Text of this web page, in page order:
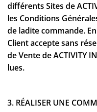
différents Sites de
les Conditions
de ladite commande.
Client accepte sans
de Vente de ACTIVITY
lues.
3. RÉALISER UNE